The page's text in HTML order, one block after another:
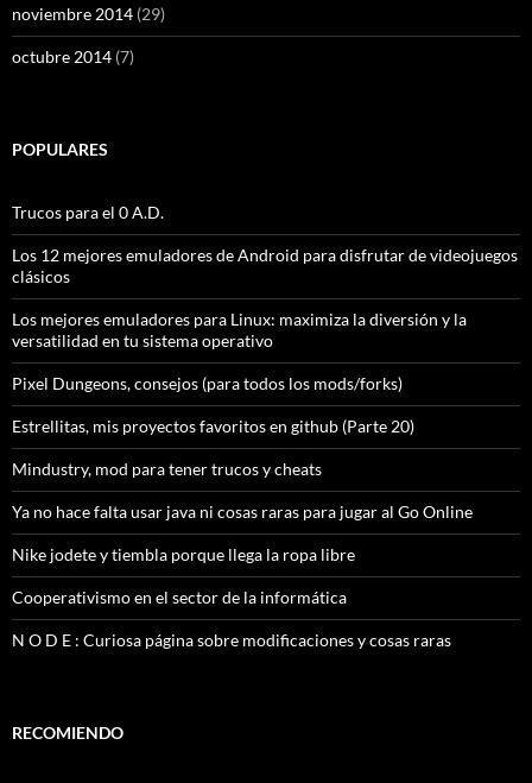
noviembre 2014 (29)
octubre 2014 (7)
POPULARES
Trucos para el 0 A.D.
Los 12 mejores emuladores de Android para disfrutar de videojuegos
clásicos
Los mejores emuladores para Linux: maximiza la diversión y la
versatilidad en tu sistema operativo
Pixel Dungeons, consejos (para todos los mods/forks)
Estrellitas, mis proyectos favoritos en github (Parte 20)
Mindustry, mod para tener trucos y cheats
Ya no hace falta usar java ni cosas raras para jugar al Go Online
Nike jodete y tiembla porque llega la ropa libre
Cooperativismo en el sector de la informática
N O D E : Curiosa página sobre modificaciones y cosas raras
RECOMIENDO